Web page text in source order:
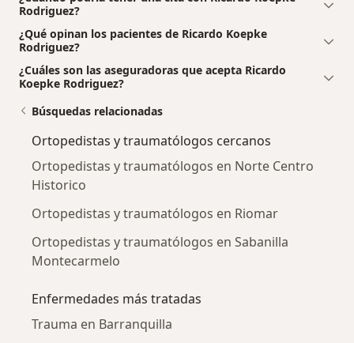
Rodriguez?
¿Qué opinan los pacientes de Ricardo Koepke
Rodriguez?
¿Cuáles son las aseguradoras que acepta Ricardo
Koepke Rodriguez?
Búsquedas relacionadas
Ortopedistas y traumatólogos cercanos
Ortopedistas y traumatólogos en Norte Centro
Historico
Ortopedistas y traumatólogos en Riomar
Ortopedistas y traumatólogos en Sabanilla
Montecarmelo
Enfermedades más tratadas
Trauma en Barranquilla